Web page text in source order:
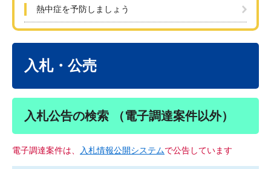
熱中症を予防しましょう
入札・公売
入札公告の検索 （電子調達案件以外）
電子調達案件は、 入札情報公開システムで公告しています